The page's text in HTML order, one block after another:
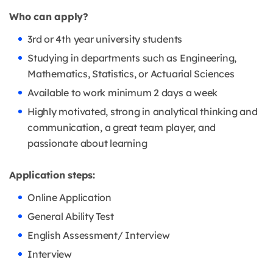
Who can apply?
3rd or 4th year university students
Studying in departments such as Engineering,
Mathematics, Statistics, or Actuarial Sciences
Available to work minimum 2 days a week
Highly motivated, strong in analytical thinking and
communication, a great team player, and
passionate about learning
Application steps:
Online Application
General Ability Test
English Assessment/ Interview
Interview